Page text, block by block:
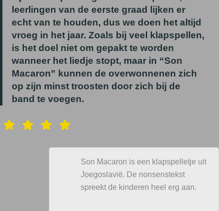
leerlingen van de eerste graad lijken er
echt van te houden, dus we doen het altijd
vroeg in het jaar. Zoals bij veel klapspellen,
is het doel niet om gepakt te worden
wanneer het liedje stopt, maar in “Son
Macaron” kunnen de overwonnenen zich
op zijn minst troosten door zich bij de
band te voegen.
Son Macaron is een klapspelletje uit
Joegoslavië. De nonsenstekst
spreekt de kinderen heel erg aan.